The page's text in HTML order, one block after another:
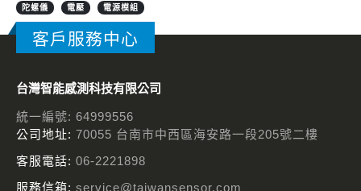
陀螺儀 電壓 電源模組
客戶服務中心
台灣智能感測科技有限公司
統一編號: 64999556
公司地址: 70055 台南市中西區海安路一段205號二樓
客服電話: 06-2221898
服務信箱: service@taiwansensor.com